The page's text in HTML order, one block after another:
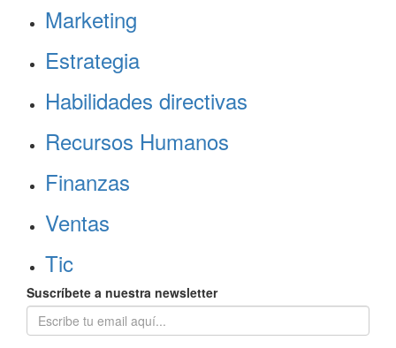
Marketing
Estrategia
Habilidades directivas
Recursos Humanos
Finanzas
Ventas
Tic
Suscríbete a nuestra newsletter